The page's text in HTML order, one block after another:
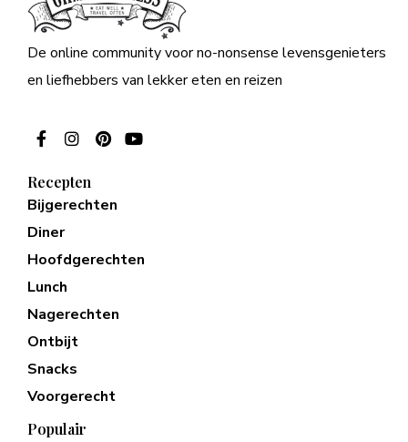
De online community voor no-nonsense levensgenieters
en liefhebbers van lekker eten en reizen
Recepten
Bijgerechten
Diner
Hoofdgerechten
Lunch
Nagerechten
Ontbijt
Snacks
Voorgerecht
Populair